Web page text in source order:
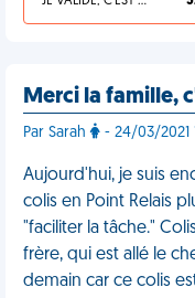
Merci la famille,
Par Sarah - 24/03/2021
Aujourd'hui, je suis
colis en Point Relais
"faciliter la tâche."
frère, qui est allé le
demain car ce colis